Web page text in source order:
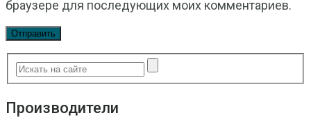
браузере для последующих моих комментариев.
Производители